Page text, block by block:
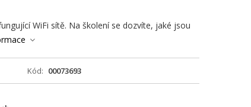
WiFi sítě. Na školení se dozvíte, jaké jsou
Kód 00073693